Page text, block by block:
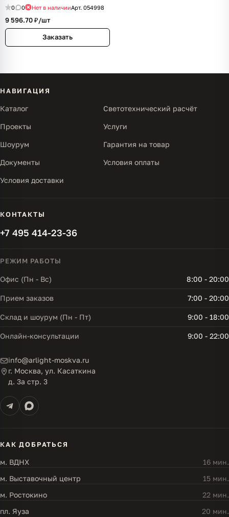
Пластик, 3 года)
0 0 Нет в наличииАрт. 054998
9 596.70 ₽/шт
Заказать
НАВИГАЦИЯ
Каталог Светотехнический расчёт
Проекты Услуги
Шоурум Гарантия на товар
Документы Условия оплаты
Условия доставки
КОНТАКТЫ
+7 495 414-23-36
РЕЖИМ РАБОТЫ
Офис (Пн - Вс) 8:00 - 20:00
Прием заказов 7:00 - 20:00
Склад и шоурум (Пн - Пт) 9:00 - 18:00
Онлайн-консультации 9:00 - 22:00
info@arlight-moskva.ru
г. Москва, ул. Касаткина
д. 3а стр. 3
КАК ДОБРАТЬСЯ
м. ВДНХ
16 мин.
м. Выставочный центр
15 мин.
м. Ростокино
22 мин.
пл. Яуза
20 мин.